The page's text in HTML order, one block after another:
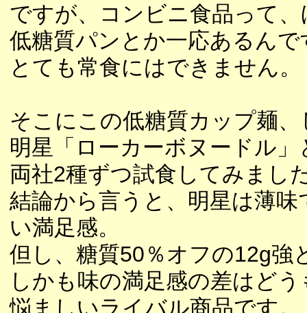
ですが、コンビニ食品って
低糖質パンとか一応あるん
とても常食にはできません。
そこにこの低糖質カップ麺
明星「ローカーボヌードル
両社2種ずつ試食してみまし
結論から言うと、明星は薄
い満足感。
但し、糖質50％オフの12g強
しかも味の満足感の差はど
悩ましいライバル商品です。